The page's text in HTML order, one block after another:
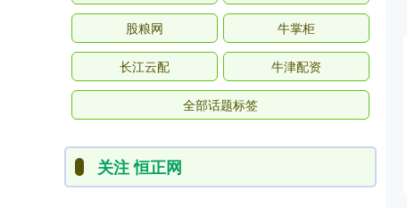
股粮网 牛掌柜
长江云配 牛津配资
全部话题标签
关注 恒正网